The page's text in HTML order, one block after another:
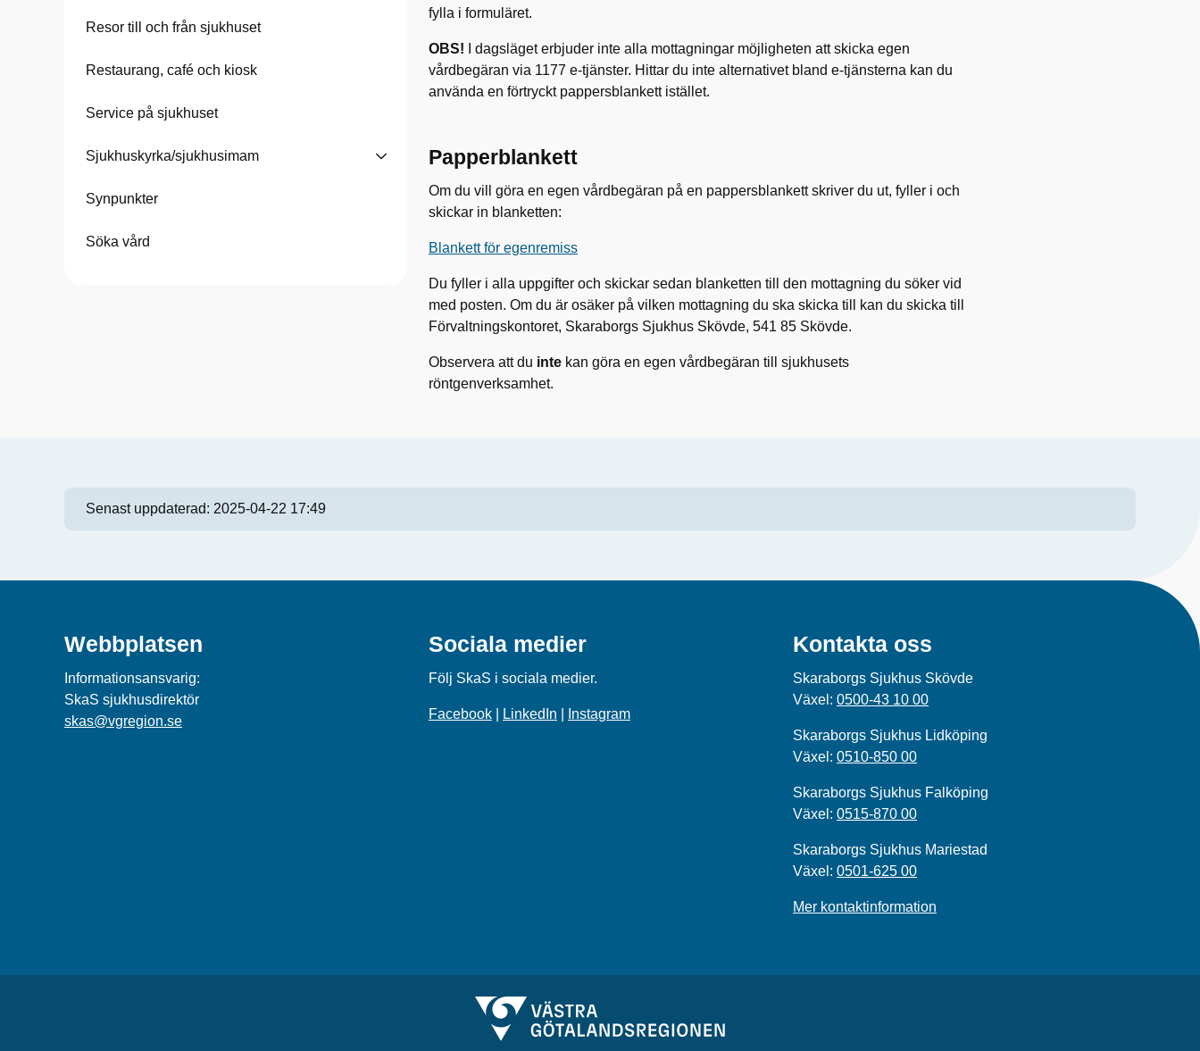
Resor till och från sjukhuset
Restaurang, café och kiosk
Service på sjukhuset
Sjukhuskyrka/sjukhusimam
Synpunkter
Söka vård
fylla i formuläret.
OBS! I dagsläget erbjuder inte alla mottagningar möjligheten att skicka egen
vårdbegäran via 1177 e-tjänster. Hittar du inte alternativet bland e-tjänsterna kan du
använda en förtryckt pappersblankett istället.
Papperblankett
Om du vill göra en egen vårdbegäran på en pappersblankett skriver du ut, fyller i och
skickar in blanketten:
Blankett för egenremiss
Du fyller i alla uppgifter och skickar sedan blanketten till den mottagning du söker vid
med posten. Om du är osäker på vilken mottagning du ska skicka till kan du skicka till
Förvaltningskontoret, Skaraborgs Sjukhus Skövde, 541 85 Skövde.
Observera att du inte kan göra en egen vårdbegäran till sjukhusets
röntgenverksamhet.
Senast uppdaterad: 2025-04-22 17:49
Webbplatsen
Informationsansvarig:
SkaS sjukhusdirektör
skas@vgregion.se
Sociala medier
Följ SkaS i sociala medier.
Facebook LinkedIn Instagram
Kontakta oss
Skaraborgs Sjukhus Skövde
Växel: 0500-43 10 00
Skaraborgs Sjukhus Lidköping
Växel: 0510-850 00
Skaraborgs Sjukhus Falköping
Växel: 0515-870 00
Skaraborgs Sjukhus Mariestad
Växel: 0501-625 00
Mer kontaktinformation